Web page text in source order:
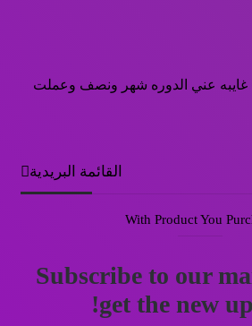
غايبه عني الدوره شهر ونصف وعملت
القائمة البريدية
With Product You
Subscribe to our
get the new